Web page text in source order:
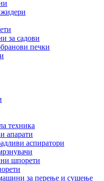
за садови
печки
техника
апарати
аспиратори
шпорети
за перење и сушење